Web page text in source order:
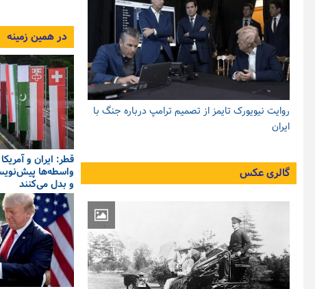
در همین زمینه
قطر: ایران و
واسطه‌ها
و بدل می‌کنند
روایت نیویورک تایمز از تصمیم ترامپ درباره جنگ با
ایران
گالری عکس